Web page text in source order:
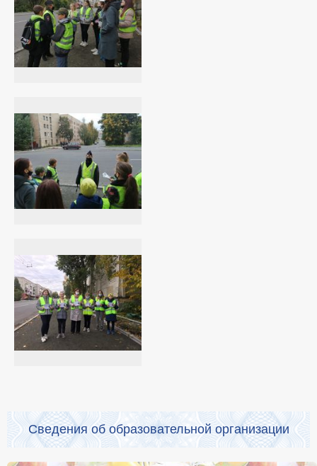
Сведения об образовательной организации